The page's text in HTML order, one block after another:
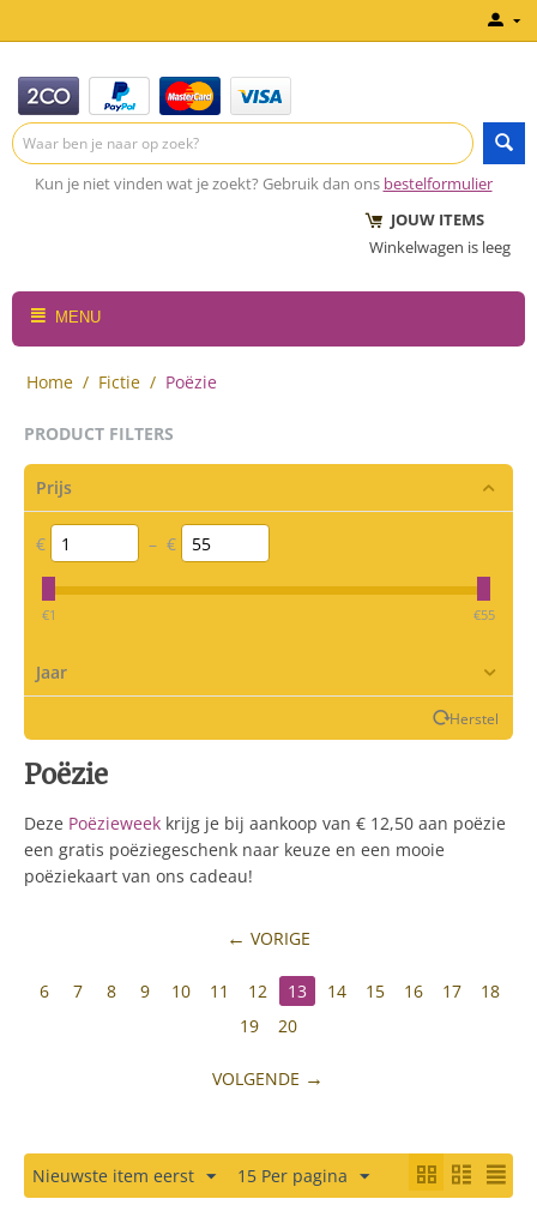
Kun je niet vinden wat je zoekt? Gebruik dan ons bestelformulier
JOUW ITEMS
Winkelwagen is leeg
MENU
Home / Fictie / Poëzie
PRODUCT FILTERS
Prijs
€ – €
‎€1 ‎€55
Jaar
Herstel
Poëzie
Deze Poëzieweek krijg je bij aankoop van € 12,50 aan poëzie
een gratis poëziegeschenk naar keuze en een mooie
poëziekaart van ons cadeau!
VORIGE
6 7 8 9 10 11 12 13 14 15 16 17
18
19
20
VOLGENDE
Nieuwste item eerst 15 Per pagina